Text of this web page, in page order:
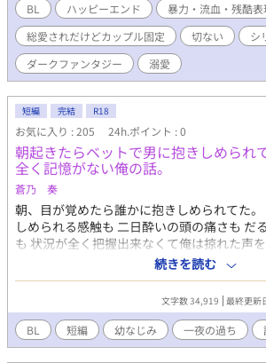
BL ハッピーエンド
暴力・流血・残酷表
総愛されだけどカップル固定
切ない
シ
ダークファンタジー
溺愛
短編 完結 R18
お気に入り : 205 24h.ポイント : 0
朝起きたらベットで男に抱きしめられ
全く記憶がない俺の話。
蒼乃 奏
朝、目が覚めたら誰かに抱きしめられてた
しめられる感触も 二日酔いの頭の痛さも だ
も 状況が全く把握出来なくて俺は掠れた
太？」 嗅ぎ慣れた幼なじみの匂いにその男
た。 「………ん？目が冷めちゃったか…？ま
少し寝とけ」 気遣うようにかけられた言葉
「…もうちょっと寝ないと回復しないだろ
た。やっぱりスウェット持ってくる？冷やす
な…湊」 優しくまた抱きしめられて、首元
続きを読む
文字数 34,919 最終更新
BL 短編 幼なじみ 一夜の過ち